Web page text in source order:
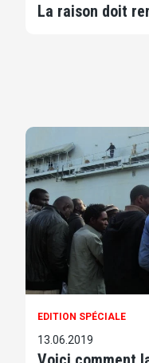
La raison doit
EDITION SPÉCIALE
13.06.2019